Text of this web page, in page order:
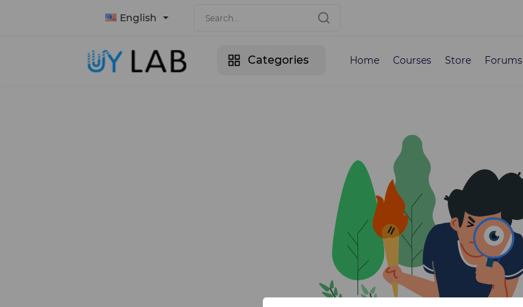
English
Categories Home Courses Store Forums